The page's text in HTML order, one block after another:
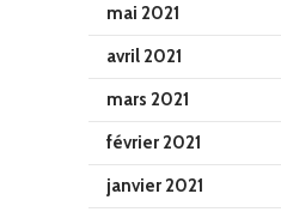
mai 2021
avril 2021
mars 2021
février 2021
janvier 2021